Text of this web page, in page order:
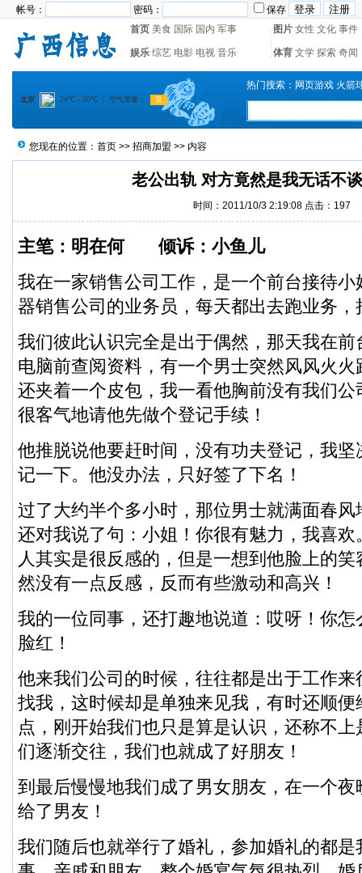
帐号： 密码：
保存
首页 美食 国际 国内 军事 图片 女性 文化 事件
娱乐 综艺 电影 电视 音乐 体育 文学 探索 奇闻
热门搜索： 网页游戏 火箭
您现在的位置： 首页 >> 招商加盟 >> 内容
老公出轨 对方竟然是我无话不
时间：2011/10/3 2:19:08 点击： 197
主笔：明在何 倾诉：小鱼儿
我在一家销售公司工作，是一个前台接待
器销售公司的业务员，每天都出去跑业务，
我们彼此认识完全是出于偶然，那天我在
电脑前查阅资料，有一个男士突然风风火
还夹着一个皮包，我一看他胸前没有我们
很客气地请他先做个登记手续！
他推脱说他要赶时间，没有功夫登记，我
记一下。他没办法，只好签了下名！
过了大约半个多小时，那位男士就满面春
还对我说了句：小姐！你很有魅力，我喜
人其实是很反感的，但是一想到他脸上的
然没有一点反感，反而有些激动和高兴！
我的一位同事，还打趣地说道：哎呀！你
脸红！
他来我们公司的时候，往往都是出于工作
找我，这时候却是单独来见我，有时还顺
点，刚开始我们也只是算是认识，还称不
们逐渐交往，我们也就成了好朋友！
到最后慢慢地我们成了男女朋友，在一个
给了男友！
我们随后也就举行了婚礼，参加婚礼的都